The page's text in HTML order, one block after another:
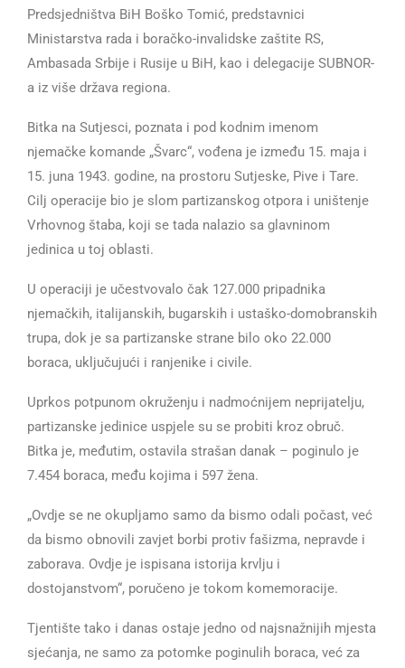
Predsjedništva BiH Boško Tomić, predstavnici
Ministarstva rada i boračko-invalidske zaštite RS,
Ambasada Srbije i Rusije u BiH, kao i delegacije SUBNOR-
a iz više država regiona.
Bitka na Sutjesci, poznata i pod kodnim imenom
njemačke komande „Švarc“, vođena je između 15. maja i
15. juna 1943. godine, na prostoru Sutjeske, Pive i Tare.
Cilj operacije bio je slom partizanskog otpora i uništenje
Vrhovnog štaba, koji se tada nalazio sa glavninom
jedinica u toj oblasti.
U operaciji je učestvovalo čak 127.000 pripadnika
njemačkih, italijanskih, bugarskih i ustaško-domobranskih
trupa, dok je sa partizanske strane bilo oko 22.000
boraca, uključujući i ranjenike i civile.
Uprkos potpunom okruženju i nadmoćnijem neprijatelju,
partizanske jedinice uspjele su se probiti kroz obruč.
Bitka je, međutim, ostavila strašan danak – poginulo je
7.454 boraca, među kojima i 597 žena.
„Ovdje se ne okupljamo samo da bismo odali počast, već
da bismo obnovili zavjet borbi protiv fašizma, nepravde i
zaborava. Ovdje je ispisana istorija krvlju i
dostojanstvom“, poručeno je tokom komemoracije.
Tjentište tako i danas ostaje jedno od najsnažnijih mjesta
sjećanja, ne samo za potomke poginulih boraca, već za